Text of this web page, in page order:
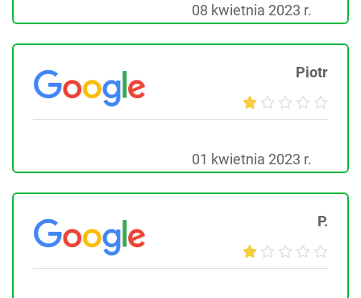
08 kwietnia 2023 r.
Piotr
01 kwietnia 2023 r.
P.